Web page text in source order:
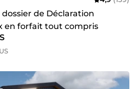
de Déclaration
en forfait tout compris